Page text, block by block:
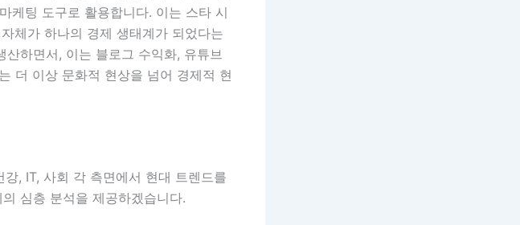
케팅 도구로 활용합니다. 이는 스타 시
체가 하나의 경제 생태계가 되었다는
하면서, 이는 블로그 수익화, 유튜브
더 이상 문화적 현상을 넘어 경제적 현
, IT, 사회 각 측면에서 현대 트렌드를
심층 분석을 제공하겠습니다.